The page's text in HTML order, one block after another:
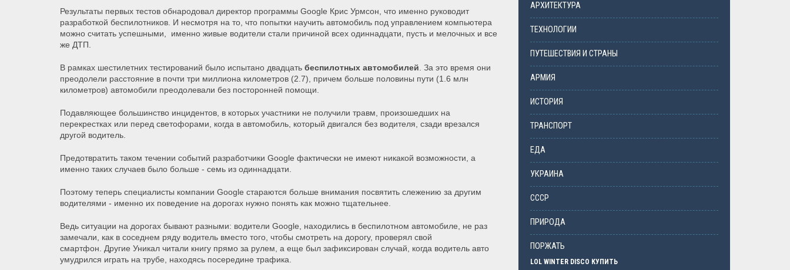
Результаты первых тестов обнародовал директор программы Google Крис Урмсон, что именно руководит
разработкой беспилотников. И несмотря на то, что попытки научить автомобиль под управлением компьютера
можно считать успешными, именно живые водители стали причиной всех одиннадцати, пусть и мелочных и все
же ДТП.
В рамках шестилетних тестирований было испытано двадцать беспилотных автомобилей. За это время они
преодолели расстояние в почти три миллиона километров (2.7), причем больше половины пути (1.6 млн
километров) автомобили преодолевали без посторонней помощи.
Подавляющее большинство инцидентов, в которых участники не получили травм, произошедших на
перекрестках или перед светофорами, когда в автомобиль, который двигался без водителя, сзади врезался
другой водитель.
Предотвратить таком течении событий разработчики Google фактически не имеют никакой возможности, а
именно таких случаев было больше - семь из одиннадцати.
Поэтому теперь специалисты компании Google стараются больше внимания посвятить слежению за другим
водителями - именно их поведение на дорогах нужно понять как можно тщательнее.
Ведь ситуации на дорогах бывают разными: водители Google, находились в беспилотном автомобиле, не раз
замечали, как в соседнем ряду водитель вместо того, чтобы смотреть на дорогу, проверял свой
смартфон. Другие Уникал читали книгу прямо за рулем, а еще был зафиксирован случай, когда водитель авто
умудрился играть на трубе, находясь посередине трафика.
АРХИТЕКТУРА
ТЕХНОЛОГИИ
ПУТЕШЕСТВИЯ И СТРАНЫ
АРМИЯ
ИСТОРИЯ
ТРАНСПОРТ
ЕДА
УКРАИНА
СССР
ПРИРОДА
ПОРЖАТЬ
LOL WINTER DISCO КУПИТЬ